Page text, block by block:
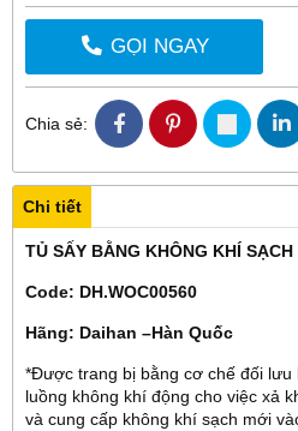
GỌI NGAY
Chia sẻ:
Chi tiết
TỦ SẤY BẰNG KHÔNG KHÍ SẠCH
Code: DH.WOC00560
Hãng: Daihan –Hàn Quốc
*Được trang bị bằng cơ chế đối lưu
luồng không khí động cho việc xả
và cung cấp không khí sạch mới